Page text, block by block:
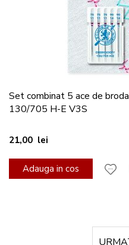
Set combinat 5 ace de
130/705 H-E V3S
21,00 lei
Adauga in cos